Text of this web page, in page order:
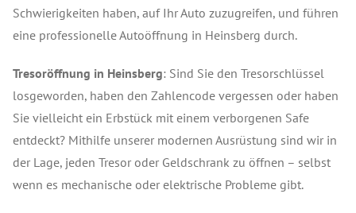
Schwierigkeiten haben, auf Ihr Auto zuzugreifen, und führen
eine professionelle Autoöffnung in Heinsberg durch.
Tresoröffnung in Heinsberg: Sind Sie den Tresorschlüssel
losgeworden, haben den Zahlencode vergessen oder haben
Sie vielleicht ein Erbstück mit einem verborgenen Safe
entdeckt? Mithilfe unserer modernen Ausrüstung sind wir in
der Lage, jeden Tresor oder Geldschrank zu öffnen – selbst
wenn es mechanische oder elektrische Probleme gibt.